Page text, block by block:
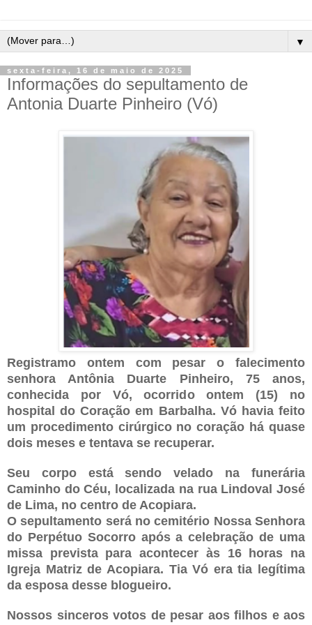
▼
sexta-feira, 16 de maio de 2025
Informações do sepultamento de
Antonia Duarte Pinheiro (Vó)
Registramo ontem com pesar o falecimento
senhora Antônia Duarte Pinheiro, 75 anos,
conhecida por Vó, ocorrido ontem (15) no
hospital do Coração em Barbalha. Vó havia feito
um procedimento cirúrgico no coração há quase
dois meses e tentava se recuperar.
Seu corpo está sendo velado na funerária
Caminho do Céu, localizada na rua Lindoval José
de Lima, no centro de Acopiara.
O sepultamento será no cemitério Nossa Senhora
do Perpétuo Socorro após a celebração de uma
missa prevista para acontecer às 16 horas na
Igreja Matriz de Acopiara. Tia Vó era tia legítima
da esposa desse blogueiro.
Nossos sinceros votos de pesar aos filhos e aos